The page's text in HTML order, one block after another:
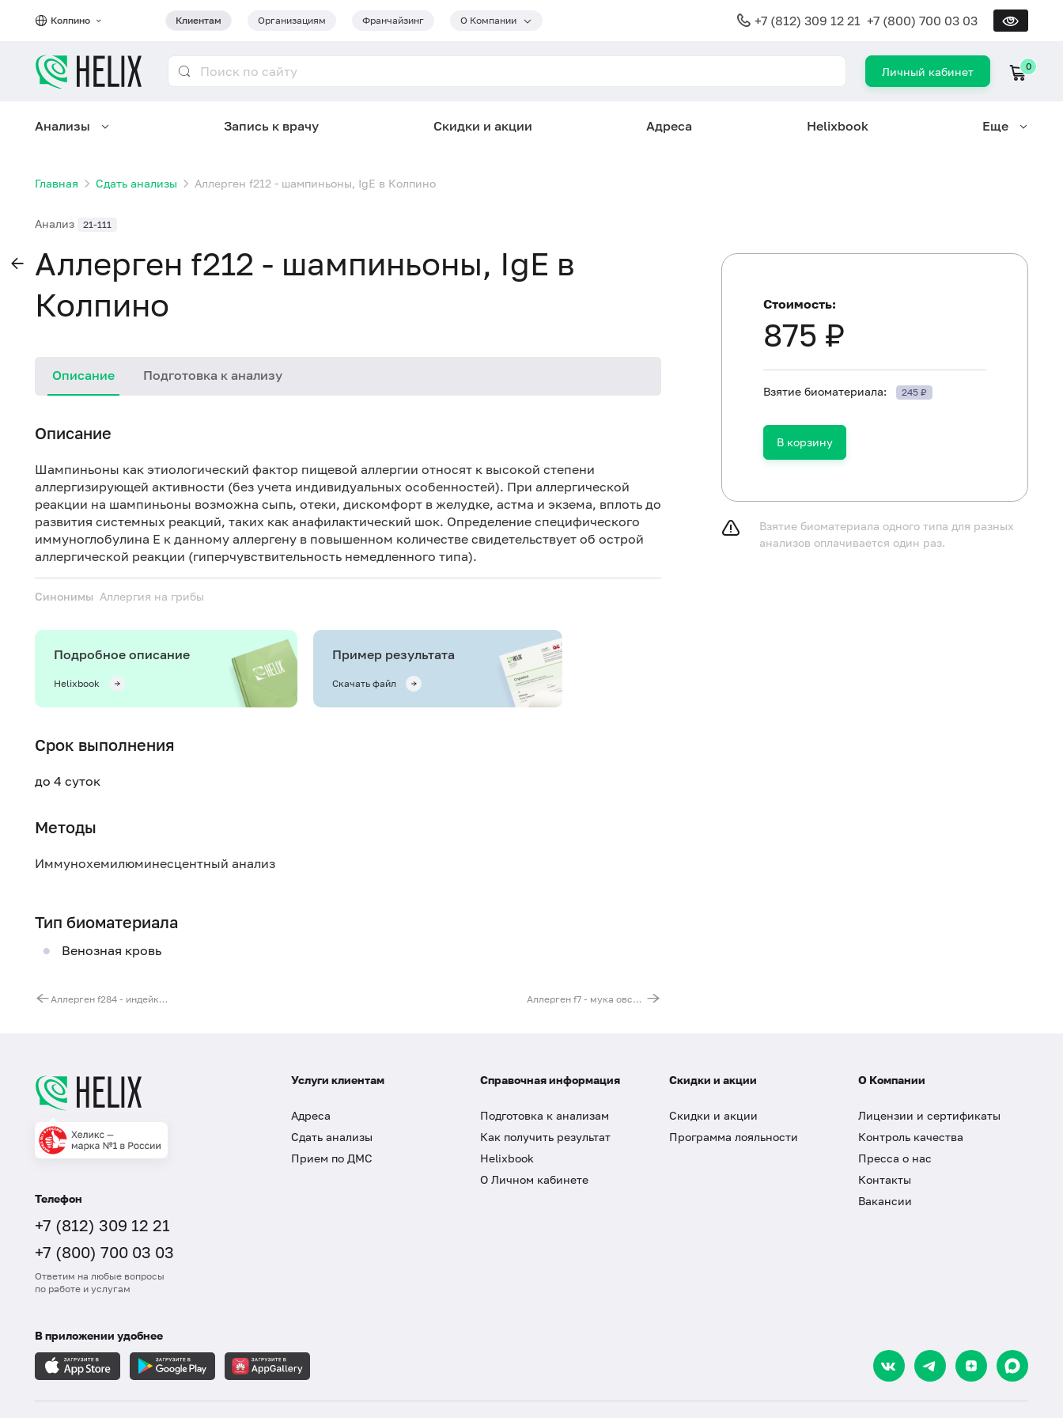
Колпино Клиентам Организациям Франчайзинг О Компании +7 (812) 309 12 21 +7 (800) 700 03 03
Личный кабинет 0
Анализы Запись к врачу Скидки и акции Адреса Helixbook Еще
Главная Сдать анализы Аллерген f212 - шампиньоны, IgE в Колпино
Анализ 21-111
Аллерген f212 - шампиньоны, IgE в
Колпино
Описание Подготовка к анализу
Описание
Шампиньоны как этиологический фактор пищевой аллергии относят к высокой степени
аллергизирующей активности (без учета индивидуальных особенностей). При аллергической
реакции на шампиньоны возможна сыпь, отеки, дискомфорт в желудке, астма и экзема, вплоть до
развития системных реакций, таких как анафилактический шок. Определение специфического
иммуноглобулина Е к данному аллергену в повышенном количестве свидетельствует об острой
аллергической реакции (гиперчувствительность немедленного типа).
Синонимы Аллергия на грибы
Подробное описание
Helixbook
Пример результата
Скачать файл
Срок выполнения
до 4 суток
Методы
Иммунохемилюминесцентный анализ
Тип биоматериала
Венозная кровь
Аллерген f284 - индейка, IgE Аллерген f7 - мука овсяная, IgE
Не курить в течение 30 минут до исследования.
Стоимость:
875 ₽
Взятие биоматериала: 245 ₽
В корзину
Взятие биоматериала одного типа для разных
анализов оплачивается один раз.
Телефон
+7 (812) 309 12 21
+7 (800) 700 03 03
Ответим на любые вопросы
по работе и услугам
Услуги клиентам
Адреса
Сдать анализы
Прием по ДМС
Справочная информация
Подготовка к анализам
Как получить результат
Helixbook
О Личном кабинете
Скидки и акции
Скидки и акции
Программа лояльности
О Компании
Лицензии и сертификаты
Контроль качества
Пресса о нас
Контакты
Вакансии
В приложении удобнее